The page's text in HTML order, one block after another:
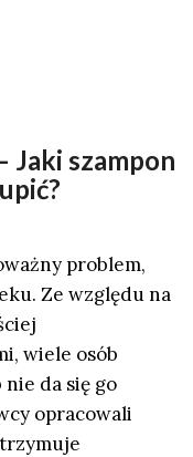
Jaki szampon
problem,
Ze względu na
wiele osób
da się go
opracowali